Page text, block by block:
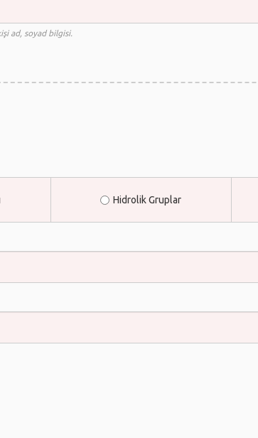
ad, soyad bilgisi.
Hidrolik Gruplar